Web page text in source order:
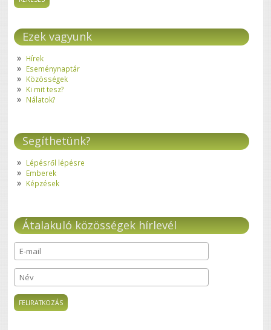
Ezek vagyunk
Hírek
Eseménynaptár
Közösségek
Ki mit tesz?
Nálatok?
Segíthetünk?
Lépésről lépésre
Emberek
Képzések
Átalakuló közösségek hírlevél
E-mail*
Név